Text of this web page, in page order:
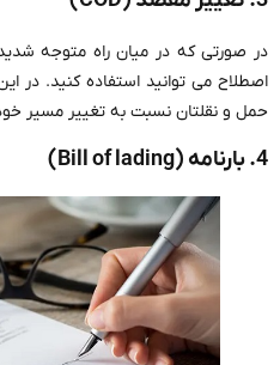
در صورتی که در میان راه متوجه
اصطلاح می توانید استفاده کنید. در
حمل و نقلتان نسبت به تغییر مسیر خود
4. بارنامه (Bill of lading)